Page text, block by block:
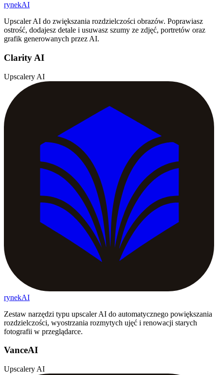
rynekAI
Upscaler AI do zwiększania rozdzielczości obrazów. Poprawiasz
ostrość, dodajesz detale i usuwasz szumy ze zdjęć, portretów oraz
grafik generowanych przez AI.
Clarity AI
Upscalery AI
rynekAI
Zestaw narzędzi typu upscaler AI do automatycznego powiększania
rozdzielczości, wyostrzania rozmytych ujęć i renowacji starych
fotografii w przeglądarce.
VanceAI
Upscalery AI